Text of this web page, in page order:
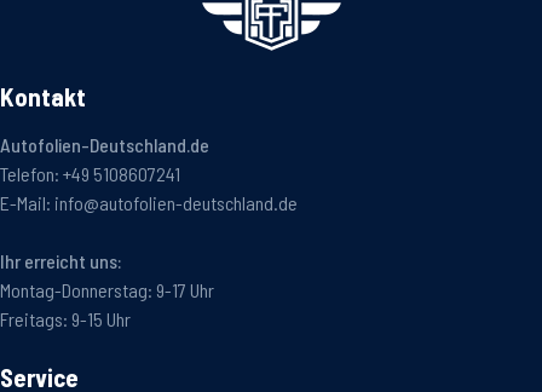
Kontakt
Autofolien-Deutschland.de
Telefon: +49 5108607241
E-Mail: info@autofolien-deutschland.de
Ihr erreicht uns:
Montag-Donnerstag: 9-17 Uhr
Freitags: 9-15 Uhr
Service